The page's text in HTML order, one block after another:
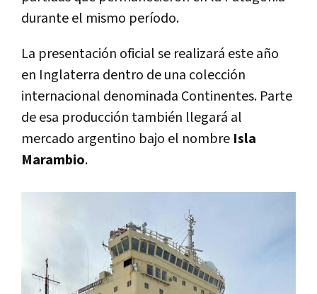
durante el mismo período.
La presentación oficial se realizará este año
en Inglaterra dentro de una colección
internacional denominada Continentes. Parte
de esa producción también llegará al
mercado argentino bajo el nombre Isla
Marambio.